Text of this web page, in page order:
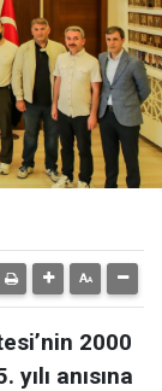
2000
anısına